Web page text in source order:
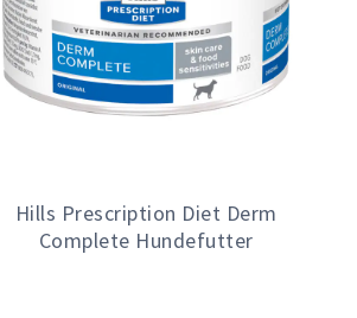
Hills Prescription Diet Derm
Complete Hundefutter